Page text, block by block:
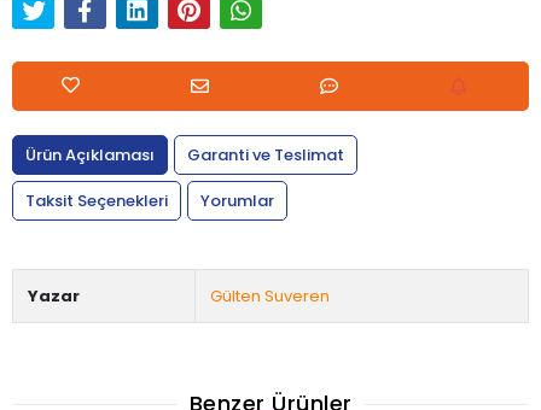
Ürün Açıklaması
Garanti ve Teslimat
Taksit Seçenekleri
Yorumlar
Yazar Gülten Suveren
Benzer Ürünler